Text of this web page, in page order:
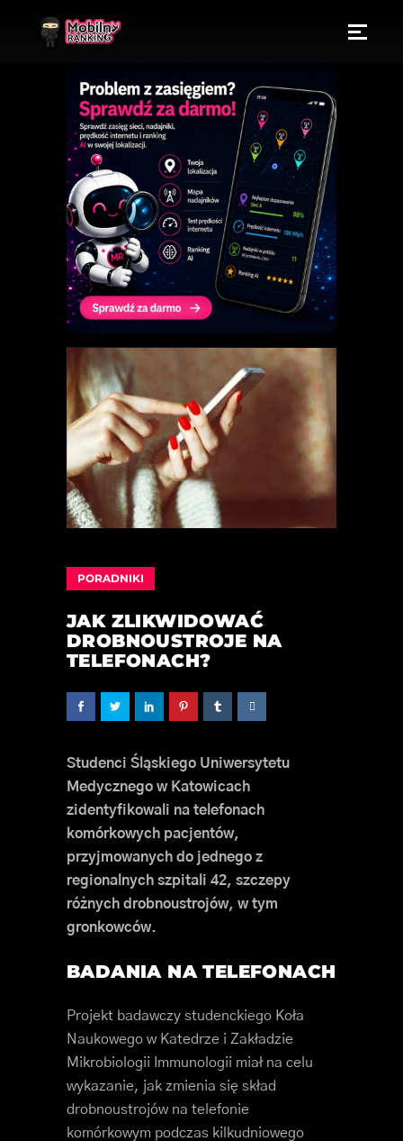
PORADNIKI
JAK ZLIKWIDOWAĆ
DROBNOUSTROJE NA
TELEFONACH?
Studenci Śląskiego Uniwersytetu
Medycznego w Katowicach
zidentyfikowali na telefonach
komórkowych pacjentów,
przyjmowanych do jednego z
regionalnych szpitali 42, szczepy
różnych drobnoustrojów, w tym
gronkowców.
BADANIA NA TELEFONACH
Projekt badawczy studenckiego Koła
Naukowego w Katedrze i Zakładzie
Mikrobiologii Immunologii miał na celu
wykazanie, jak zmienia się skład
drobnoustrojów na telefonie
komórkowym podczas kilkudniowego